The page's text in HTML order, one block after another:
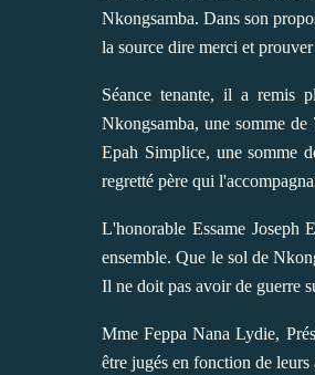
Nkongsamba. Dans son
la source dire merci et
Séance tenante, il a remis
Nkongsamba, une somme
Epah Simplice, une somme
regretté père qui
L'honorable Essame Joseph
ensemble. Que le sol de
Il ne doit pas avoir de guerre
Mme Feppa Nana Lydie,
être jugés en fonction de